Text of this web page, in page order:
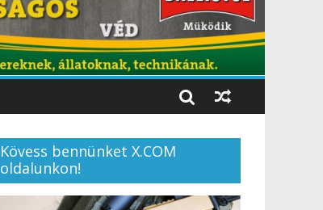
Kövess bennünket X.COM
oldalunkon!